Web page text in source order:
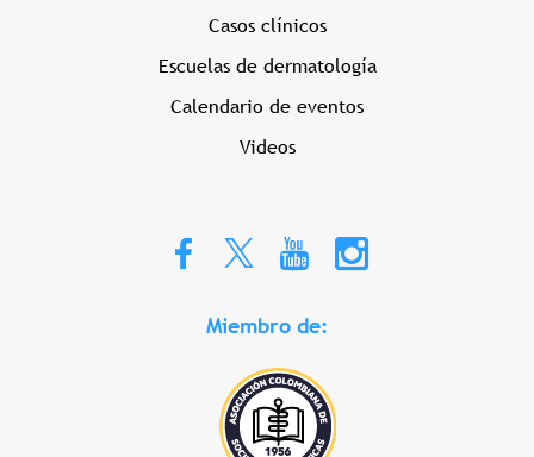
Casos clínicos
Escuelas de dermatología
Calendario de eventos
Videos
Miembro de: